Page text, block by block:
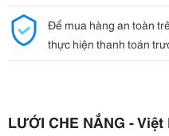
Để mua hàng an toàn
thực hiện thanh toán
LƯỚI CHE NẮNG - Việt